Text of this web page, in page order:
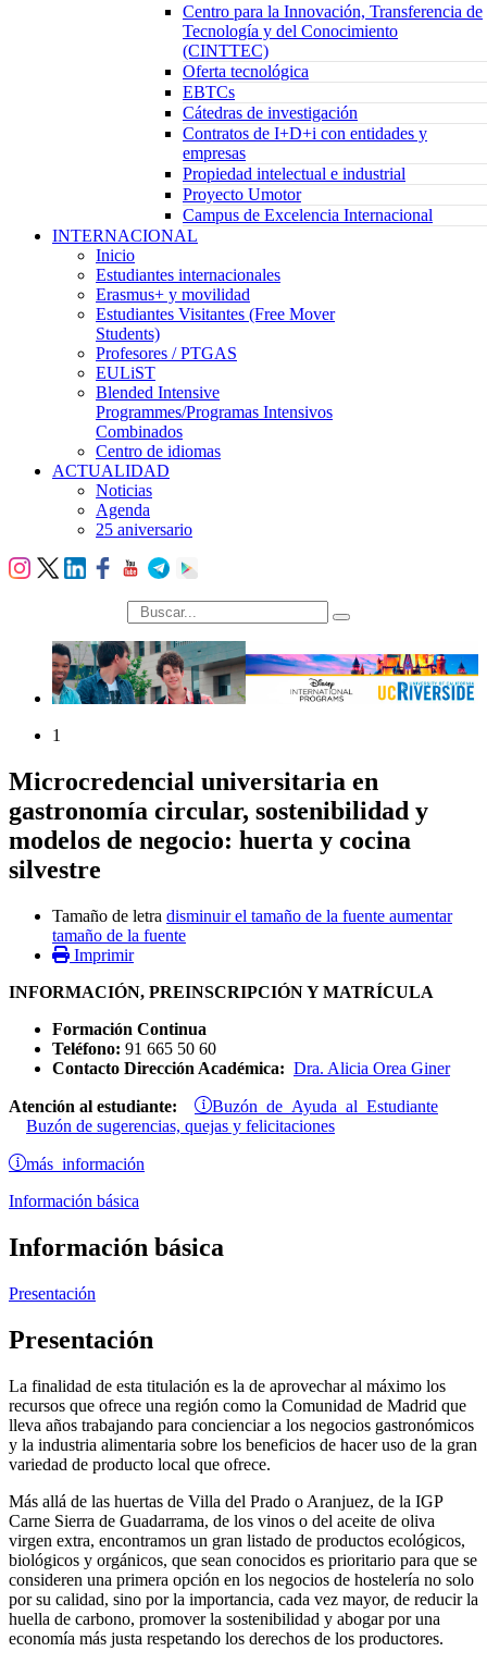
Centro para la Innovación, Transferencia de
Tecnología y del Conocimiento
(CINTTEC)
Oferta tecnológica
EBTCs
Cátedras de investigación
Contratos de I+D+i con entidades y
empresas
Propiedad intelectual e industrial
Proyecto Umotor
Campus de Excelencia Internacional
INTERNACIONAL
Inicio
Estudiantes internacionales
Erasmus+ y movilidad
Estudiantes Visitantes (Free Mover
Students)
Profesores / PTGAS
EULiST
Blended Intensive
Programmes/Programas Intensivos
Combinados
Centro de idiomas
ACTUALIDAD
Noticias
Agenda
25 aniversario
búsqueda
1
Microcredencial universitaria en
gastronomía circular, sostenibilidad y
modelos de negocio: huerta y cocina
silvestre
Tamaño de letra disminuir el tamaño de la fuente aumentar
tamaño de la fuente
Imprimir
INFORMACIÓN, PREINSCRIPCIÓN Y MATRÍCULA
Formación Continua
Teléfono: 91 665 50 60
Contacto Dirección Académica: Dra. Alicia Orea Giner
Atención al estudiante: Buzón de Ayuda al Estudiante
Buzón de sugerencias, quejas y felicitaciones
más información
Información básica
Información básica
Presentación
Presentación
La finalidad de esta titulación es la de aprovechar al máximo los
recursos que ofrece una región como la Comunidad de Madrid que
lleva años trabajando para concienciar a los negocios gastronómicos
y la industria alimentaria sobre los beneficios de hacer uso de la gran
variedad de producto local que ofrece.
Más allá de las huertas de Villa del Prado o Aranjuez, de la IGP
Carne Sierra de Guadarrama, de los vinos o del aceite de oliva
virgen extra, encontramos un gran listado de productos ecológicos,
biológicos y orgánicos, que sean conocidos es prioritario para que se
consideren una primera opción en los negocios de hostelería no solo
por su calidad, sino por la importancia, cada vez mayor, de reducir la
huella de carbono, promover la sostenibilidad y abogar por una
economía más justa respetando los derechos de los productores.